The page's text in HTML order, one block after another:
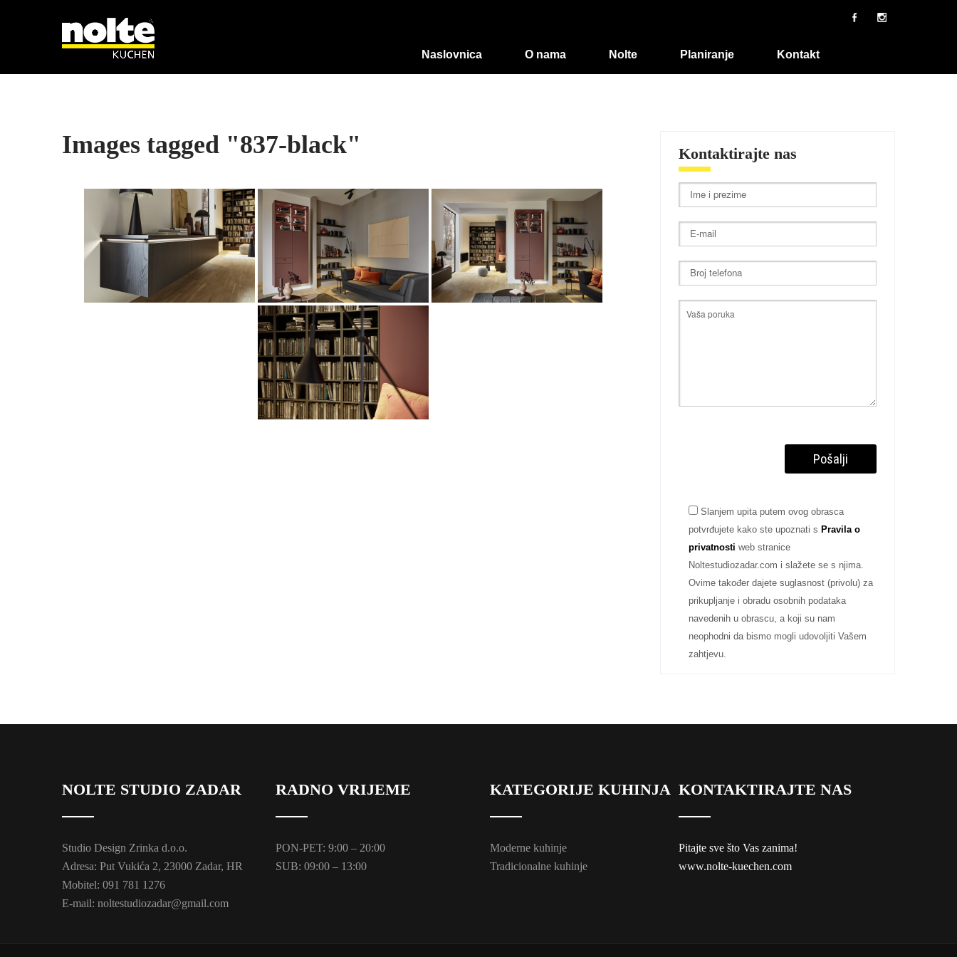
Naslovnica O nama Nolte Planiranje Kontakt
Images tagged "837-black" Kontaktirajte nas
Slanjem upita putem ovog obrasca
potvrđujete kako ste upoznati s Pravila o
privatnosti web stranice
Noltestudiozadar.com i slažete se s njima.
Ovime također dajete suglasnost (privolu) za
prikupljanje i obradu osobnih podataka
navedenih u obrascu, a koji su nam
neophodni da bismo mogli udovoljiti Vašem
zahtjevu.
NOLTE STUDIO ZADAR
Studio Design Zrinka d.o.o.
Adresa: Put Vukića 2, 23000 Zadar, HR
Mobitel: 091 781 1276
E-mail: noltestudiozadar@gmail.com
RADNO VRIJEME
PON-PET: 9:00 – 20:00
SUB: 09:00 – 13:00
KATEGORIJE KUHINJA
Moderne kuhinje
Tradicionalne kuhinje
KONTAKTIRAJTE NAS
Pitajte sve što Vas zanima!
www.nolte-kuechen.com